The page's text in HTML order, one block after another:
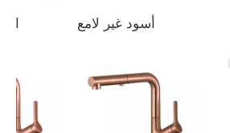
أسود غير لامع